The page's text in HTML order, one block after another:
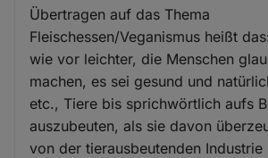
Übertragen auf das Thema
Fleischessen/Veganismus heißt
wie vor leichter, die Menschen
machen, es sei gesund und
etc., Tiere bis sprichwörtlich aufs
auszubeuten, als sie davon
von der tierausbeutenden Industrie